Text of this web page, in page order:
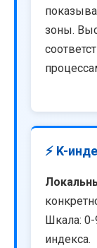
зоны.
⚡ K-
Шкала: 0-
индекса.